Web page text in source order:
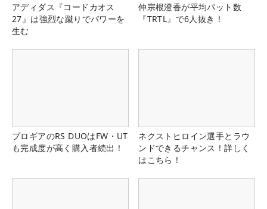
アディダス『コードカオス
27』は強烈な蹴りでパワーを
生む
仲宗根澄香が平均パット数
『TRTL』で6人抜き！
プロギアのRS DUOはFW・UT
も完成度が高く購入者続出！
ネクストヒロイン選手とラウ
ンドできるチャンス！詳しく
はこちら！